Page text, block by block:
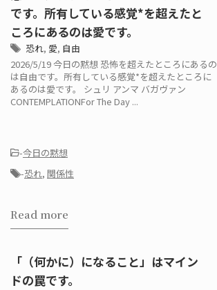
です。所有している感覚*を超えたと
ころにあるのは愛です。
恐れ, 愛, 自由
2026/5/19 今日の黙想 恐怖を超えたところにあるの
は自由です。所有している感覚*を超えたところに
あるのは愛です。 シュリ アンマ バガヴァン
CONTEMPLATIONFor The Day ...
-今日の黙想
-恐れ, 関係性
Read more
「（何かに）になること」はマイン
ドの罠です。